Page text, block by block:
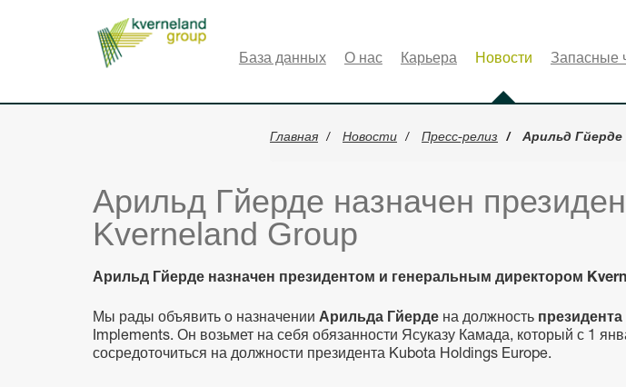
База данных О нас Карьера Новости Запасные
Главная Новости Пресс-релиз Арильд Гйерде
Арильд Гйерде назначен
Kverneland Group
Арильд Гйерде назначен президентом и генеральным директором
Мы рады объявить о назначении Арильда Гйерде на должность
Implements. Он возьмет на себя обязанности Ясуказу Камада, который с 1
сосредоточиться на должности президента Kubota Holdings Europe.